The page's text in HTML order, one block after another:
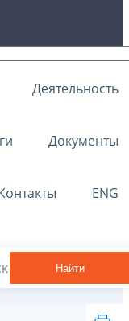
Деятельность
Документы
ENG
Найти